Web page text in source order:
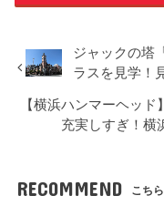
ジャックの塔
ラスを見学！
【横浜ハンマーヘッ
充実しすぎ！横
RECOMMEND こち